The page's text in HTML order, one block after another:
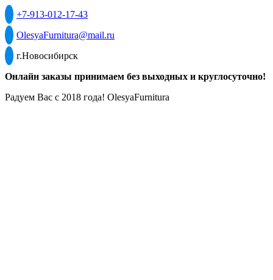
+7-913-012-17-43
OlesyaFurnitura@mail.ru
г.Новосибирск
Онлайн заказы принимаем без выходных и круглосуточно!
Радуем Вас с 2018 года! OlesyaFurnitura